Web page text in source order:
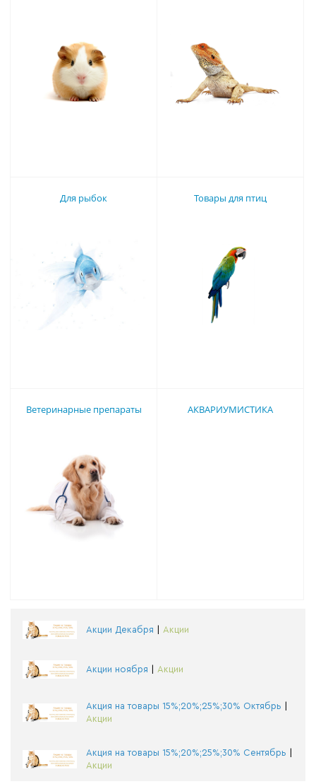
Для рыбок Товары для птиц
Ветеринарные препараты АКВАРИУМИСТИКА
Акции Декабря Акции
Акции ноября Акции
Акция на товары 15%;20%;25%;30% Октябрь
Акции
Акция на товары 15%;20%;25%;30% Сентябрь
Акции